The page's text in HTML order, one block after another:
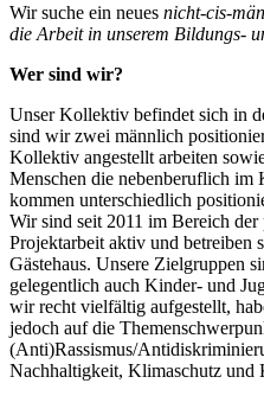
Wir suche ein neues nicht-cis-
die Arbeit in unserem Bildungs-
Wer sind wir?
Unser Kollektiv befindet sich in
sind wir zwei männlich
Kollektiv angestellt arbeiten
Menschen die nebenberuflich
kommen unterschiedlich
Wir sind seit 2011 im Bereich
Projektarbeit aktiv und betreiben
Gästehaus. Unsere Zielgruppen
gelegentlich auch Kinder- und
wir recht vielfältig aufgestellt,
jedoch auf die
(Anti)Rassismus/
Nachhaltigkeit, Klimaschutz und